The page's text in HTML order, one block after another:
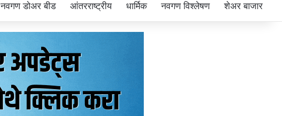
नवगण डोअर बीड आंतरराष्ट्रीय धार्मिक नवगण विश्लेषण शेअर बाजार